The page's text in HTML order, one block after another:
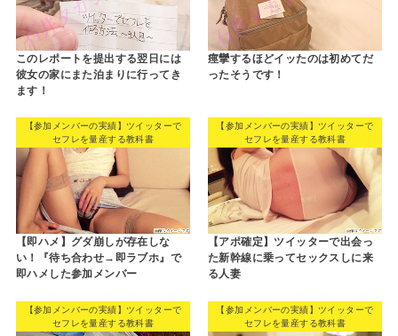
このレポートを提出する翌日には
彼女の家にまた泊まりに行ってき
ます！
痙攣するほどイッたのは初めてだ
ったそうです！
【参加メンバーの実績】ツイッターで
セフレを量産する教科書
【即ハメ】グダ崩しが存在しな
い！『待ち合わせ→即ラブホ』で
即ハメした参加メンバー
【参加メンバーの実績】ツイッターで
セフレを量産する教科書
【アポ確定】ツイッターで出会っ
た新幹線に乗ってセックスしに来
る人妻
【参加メンバーの実績】ツイッターで
セフレを量産する教科書
【参加メンバーの実績】ツイッターで
セフレを量産する教科書